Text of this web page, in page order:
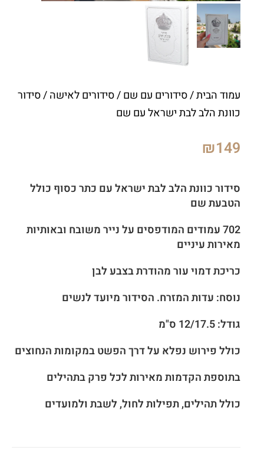
עמוד הבית/סידורים עם שם/סידורים לאישה/ סידור
כוונת הלב לבת ישראל עם שם
₪149
סידורכוונת הלבלבת ישראלעם כתר כסוף כולל
הטבעת שם
702 עמודים המודפסים על נייר משובח ובאותיות
מאירות עיניים
כריכת דמוי עור מהודרת בצבע לבן
נוסח: עדות המזרח. הסידור מיועד לנשים
גודל: 12/17.5 ס"מ
כולל פירוש נפלא על דרך הפשט במקומות הנחוצים
בתוספת הקדמות מאירות לכל פרק בתהילים
כולל תהילים, תפילות לחול, לשבת ולמועדים